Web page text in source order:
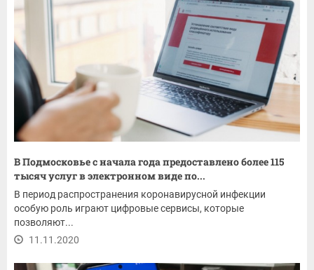
В Подмосковье с начала года предоставлено более 115
тысяч услуг в электронном виде по...
В период распространения коронавирусной инфекции
особую роль играют цифровые сервисы, которые
позволяют...
11.11.2020